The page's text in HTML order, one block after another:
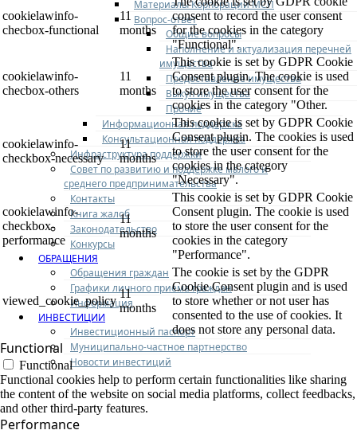
Материалы Корпорации МСП
Вопрос-ответ
Общие вопросы
Наполнение и актуализация перечней
имущества
Предоставление имущества
Выкуп имущества
Прочие
Информационная поддержка
Консультационная поддержка
Инфраструктура поддержки
Совет по развитию и поддержке малого и
среднего предпринимательства
Контакты
Книга жалоб
Законодательство
Конкурсы
ОБРАЩЕНИЯ
Обращения граждан
Графики личного приема граждан
Информация
ИНВЕСТИЦИИ
Инвестиционный паспорт
Муниципально-частное партнерство
Новости инвестиций
cookielawinfo-
checbox-functional
11
months
consent to record the user consent
for the cookies in the category
"Functional".
cookielawinfo-
checbox-others
11
months
This cookie is set by GDPR Cookie
Consent plugin. The cookie is used
to store the user consent for the
cookies in the category "Other.
cookielawinfo-
checkbox-necessary
11
months
This cookie is set by GDPR Cookie
Consent plugin. The cookies is used
to store the user consent for the
cookies in the category
"Necessary".
cookielawinfo-
checkbox-
performance
11
months
This cookie is set by GDPR Cookie
Consent plugin. The cookie is used
to store the user consent for the
cookies in the category
"Performance".
viewed_cookie_policy
11
months
The cookie is set by the GDPR
Cookie Consent plugin and is used
to store whether or not user has
consented to the use of cookies. It
does not store any personal data.
Functional
Functional
Functional cookies help to perform certain functionalities like sharing
the content of the website on social media platforms, collect feedbacks,
and other third-party features.
Performance